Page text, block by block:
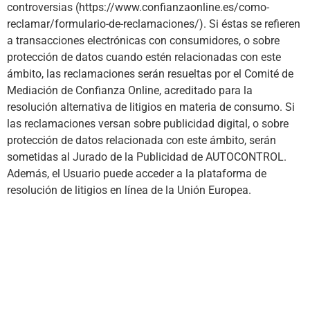
controversias (https://www.confianzaonline.es/como-
reclamar/formulario-de-reclamaciones/). Si éstas se refieren
a transacciones electrónicas con consumidores, o sobre
protección de datos cuando estén relacionadas con este
ámbito, las reclamaciones serán resueltas por el Comité de
Mediación de Confianza Online, acreditado para la
resolución alternativa de litigios en materia de consumo. Si
las reclamaciones versan sobre publicidad digital, o sobre
protección de datos relacionada con este ámbito, serán
sometidas al Jurado de la Publicidad de AUTOCONTROL.
Además, el Usuario puede acceder a la plataforma de
resolución de litigios en línea de la Unión Europea.